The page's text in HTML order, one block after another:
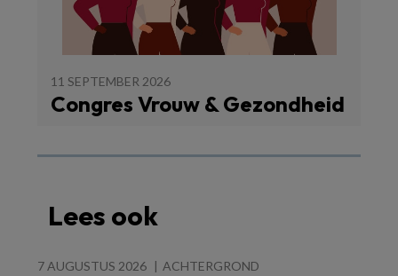
11 SEPTEMBER 2026
Congres Vrouw & Gezondheid
Lees ook
7 AUGUSTUS 2026 ACHTERGROND